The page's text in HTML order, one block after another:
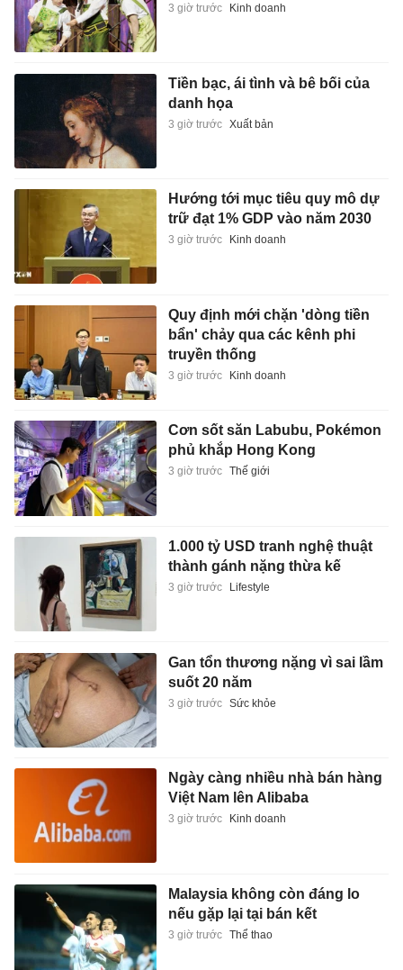
3 giờ trước Kinh doanh
Tiền bạc, ái tình và bê bối của
danh họa
3 giờ trước Xuất bản
Hướng tới mục tiêu quy mô dự
trữ đạt 1% GDP vào năm 2030
3 giờ trước Kinh doanh
Quy định mới chặn 'dòng tiền
bẩn' chảy qua các kênh phi
truyền thống
3 giờ trước Kinh doanh
Cơn sốt săn Labubu, Pokémon
phủ khắp Hong Kong
3 giờ trước Thế giới
1.000 tỷ USD tranh nghệ thuật
thành gánh nặng thừa kế
3 giờ trước Lifestyle
Gan tổn thương nặng vì sai lầm
suốt 20 năm
3 giờ trước Sức khỏe
Ngày càng nhiều nhà bán hàng
Việt Nam lên Alibaba
3 giờ trước Kinh doanh
Malaysia không còn đáng lo
nếu gặp lại tại bán kết
3 giờ trước Thể thao